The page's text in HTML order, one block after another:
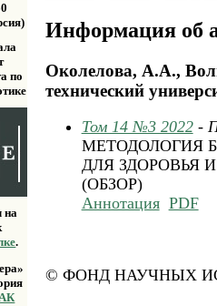
по
на
.
Информация об
Околелова, А.А.,
технический
Том 14 №3 2022-
МЕТОДОЛОГИЯ
ДЛЯ ЗДОРОВЬЯ
(ОБЗОР)
Аннотация PDF
© ФОНД НАУЧНЫХ